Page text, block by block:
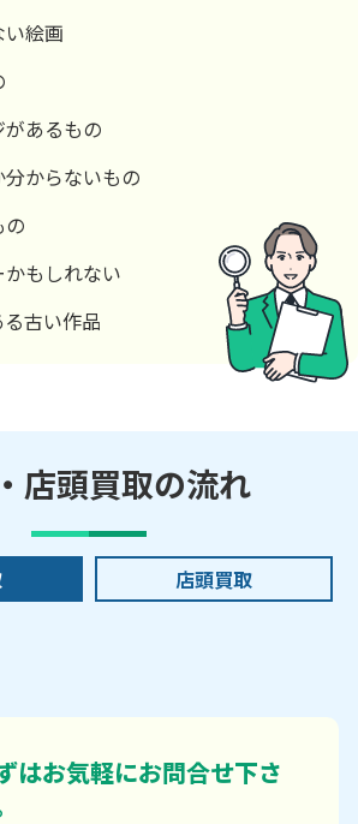
絵画
あるもの
からないもの
もしれない
古い作品
店頭買取の流れ
店頭買取
はお気軽にお問合せ下さ